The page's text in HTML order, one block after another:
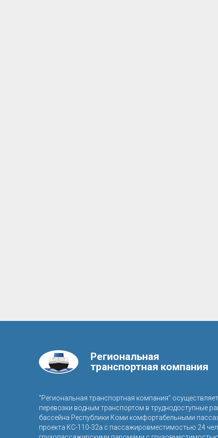
Региональная
транспортная компания
"Региональная транспортная компания"
перевозки водным транспортом в труднодоступные
бассейна Республики Коми комфортабельными
проекта КС-110-32а с пассажировместимостью 24